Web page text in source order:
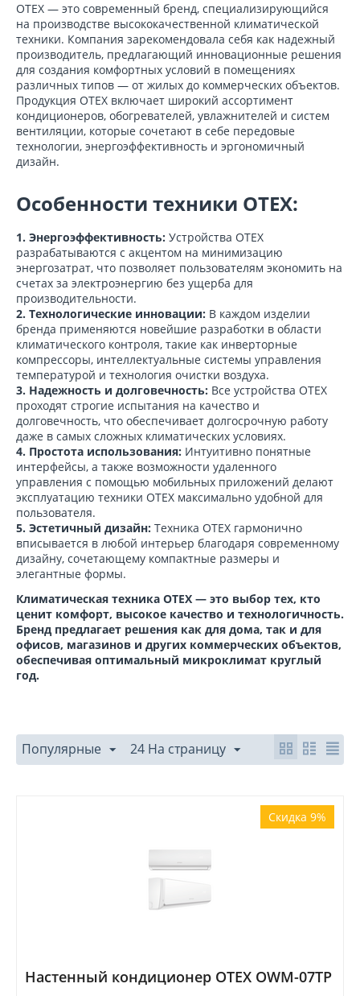
OTEX — это современный бренд, специализирующийся
на производстве высококачественной климатической
техники. Компания зарекомендовала себя как надежный
производитель, предлагающий инновационные решения
для создания комфортных условий в помещениях
различных типов — от жилых до коммерческих объектов.
Продукция OTEX включает широкий ассортимент
кондиционеров, обогревателей, увлажнителей и систем
вентиляции, которые сочетают в себе передовые
технологии, энергоэффективность и эргономичный
дизайн.
Особенности техники OTEX:
1. Энергоэффективность: Устройства OTEX
разрабатываются с акцентом на минимизацию
энергозатрат, что позволяет пользователям экономить на
счетах за электроэнергию без ущерба для
производительности.
2. Технологические инновации: В каждом изделии
бренда применяются новейшие разработки в области
климатического контроля, такие как инверторные
компрессоры, интеллектуальные системы управления
температурой и технология очистки воздуха.
3. Надежность и долговечность: Все устройства OTEX
проходят строгие испытания на качество и
долговечность, что обеспечивает долгосрочную работу
даже в самых сложных климатических условиях.
4. Простота использования: Интуитивно понятные
интерфейсы, а также возможности удаленного
управления с помощью мобильных приложений делают
эксплуатацию техники OTEX максимально удобной для
пользователя.
5. Эстетичный дизайн: Техника OTEX гармонично
вписывается в любой интерьер благодаря современному
дизайну, сочетающему компактные размеры и
элегантные формы.
Климатическая техника OTEX — это выбор тех, кто
ценит комфорт, высокое качество и технологичность.
Бренд предлагает решения как для дома, так и для
офисов, магазинов и других коммерческих объектов,
обеспечивая оптимальный микроклимат круглый
год.
Популярные 24 На страницу
Скидка 9%
Настенный кондиционер OTEX OWM-07TP